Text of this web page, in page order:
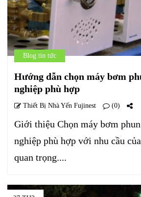
Blog tin tức
Hướng dẫn chọn máy bơm
nghiệp phù hợp
Thiết Bị Nhà Yến Fujinest (0)
Giới thiệu Chọn máy bơm
nghiệp phù hợp với nhu cầu
quan trọng....